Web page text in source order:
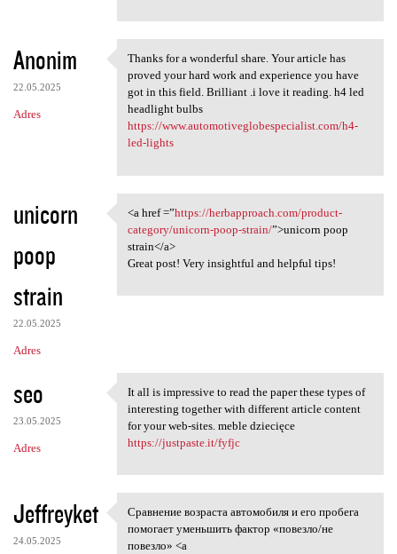
Anonim
22.05.2025
Adres
Thanks for a wonderful share.
Thanks for a wonderful share. Your article has
proved your hard work and experience you have
got in this field. Brilliant .i love it reading. h4 led
headlight bulbs
https://www.automotiveglobespecialist.com/h4-
led-lights
unicorn
poop
strain
22.05.2025
Adres
<a href =”https:/
<a href =”https://herbapproach.com/product-
category/unicorn-poop-strain/”>unicorn poop
strain</a>
Great post! Very insightful and helpful tips!
seo
23.05.2025
Adres
It all is impressive to read
It all is impressive to read the paper these types of
interesting together with different article content
for your web-sites. meble dziecięce
https://justpaste.it/fyfjc
Jeffreyket
24.05.2025
Сравнение возраста автомобиля
Сравнение возраста автомобиля и его пробега
помогает уменьшить фактор «повезло/не
повезло» <a